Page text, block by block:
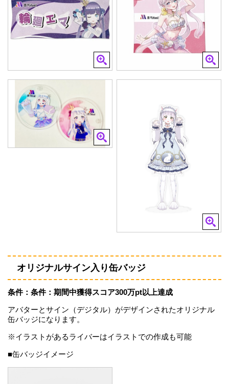
オリジナルサイン入り缶バッジ
条件：条件：期間中獲得スコア300万pt以上達成
アバターとサイン（デジタル）がデザインされたオリジナル
缶バッジになります。
※イラストがあるライバーはイラストでの作成も可能
■缶バッジイメージ